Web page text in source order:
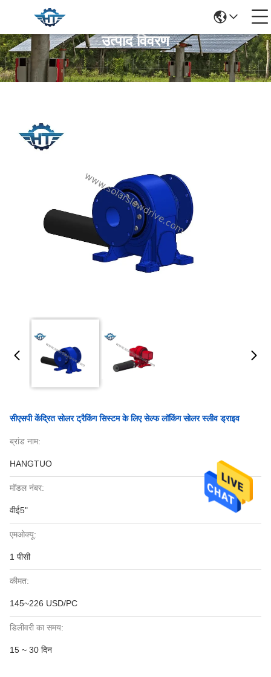
उत्पाद विवरण
सीएसपी केंद्रित सोलर ट्रैकिंग सिस्टम के लिए सेल्फ लॉकिंग सोलर स्लीव ड्राइव
ब्रांड नाम:
HANGTUO
मॉडल नंबर:
वीई5"
एमओक्यू:
1 पीसी
कीमत:
145~226 USD/PC
डिलीवरी का समय:
15 ~ 30 दिन